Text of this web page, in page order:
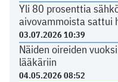
Yli 80 prosenttia
aivovammoista sattui
03.07.2026 10:39
Näiden oireiden
lääkäriin
04.05.2026 08:52